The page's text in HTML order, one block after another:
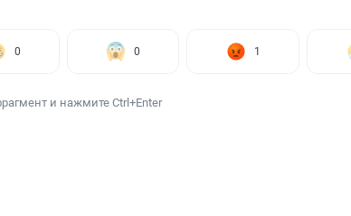
0 0 1
и нажмите Ctrl+Enter